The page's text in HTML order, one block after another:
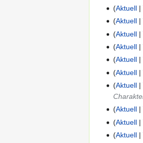
Aktuell
Aktuell
Aktuell
Aktuell
Aktuell
Aktuell
Aktuell
Aktuell
Aktuell
Aktuell